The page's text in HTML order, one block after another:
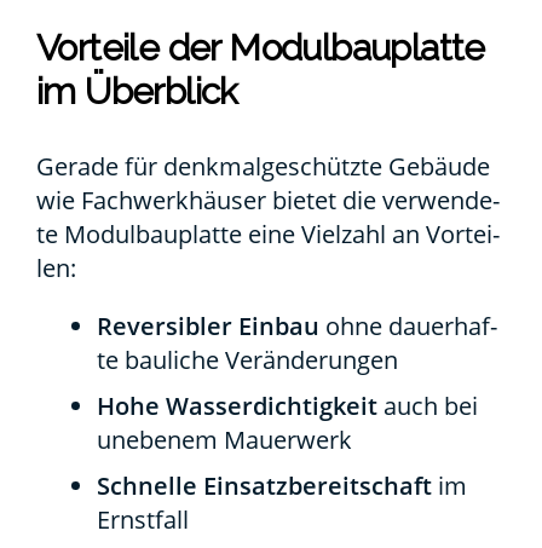
Vor­tei­le der Modul­bau­plat­te
im Über­blick
Gera­de für denk­mal­ge­schütz­te Gebäu­de
wie Fach­werk­häu­ser bie­tet die ver­wen­de­
te Modul­bau­plat­te eine Viel­zahl an Vor­tei­
len:
Rever­si­bler Ein­bau ohne dau­er­haf­
te bau­li­che Ver­än­de­run­gen
Hohe Was­ser­dich­tig­keit auch bei
unebe­nem Mau­er­werk
Schnel­le Ein­satz­be­reit­schaft im
Ernst­fall